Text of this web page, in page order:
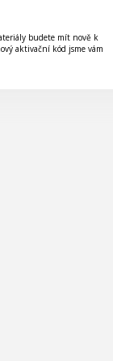
budete mít nově k
aktivační kód jsme vám